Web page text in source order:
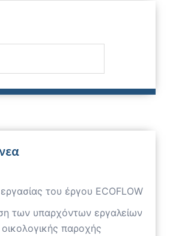
του έργου ECOFLOW
των υπαρχόντων εργαλείων
παροχής